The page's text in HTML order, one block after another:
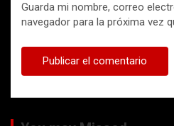
Guarda mi nombre, correo
navegador para la próxima vez